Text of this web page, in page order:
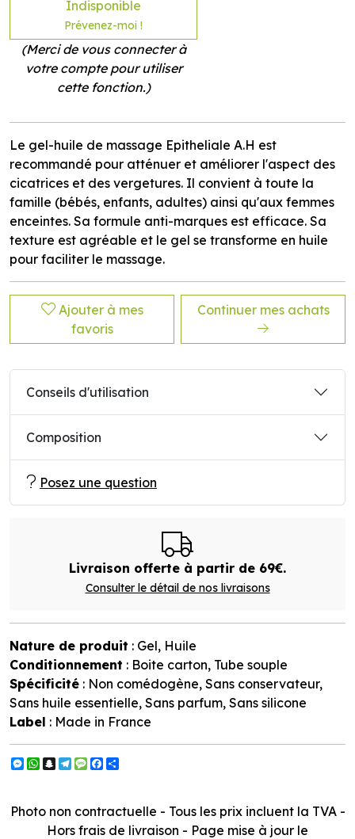
Indisponible
Prévenez-moi !
(Merci de vous connecter à
votre compte pour utiliser
cette fonction.)
Le gel-huile de massage Epitheliale A.H est
recommandé pour atténuer et améliorer l'aspect des
cicatrices et des vergetures. Il convient à toute la
famille (bébés, enfants, adultes) ainsi qu'aux femmes
enceintes. Sa formule anti-marques est efficace. Sa
texture est agréable et le gel se transforme en huile
pour faciliter le massage.
Ajouter à mes
favoris
Continuer mes achats
Conseils d'utilisation
Composition
Posez une question
Livraison offerte à partir de 69€.
Consulter le détail de nos livraisons
Nature de produit : Gel, Huile
Conditionnement : Boite carton, Tube souple
Spécificité : Non comédogène, Sans conservateur,
Sans huile essentielle, Sans parfum, Sans silicone
Label : Made in France
Messenger
WhatsApp
Snapchat
Telegram
Message
Facebook
Photo non contractuelle - Tous les prix incluent la TVA -
Hors frais de livraison - Page mise à jour le